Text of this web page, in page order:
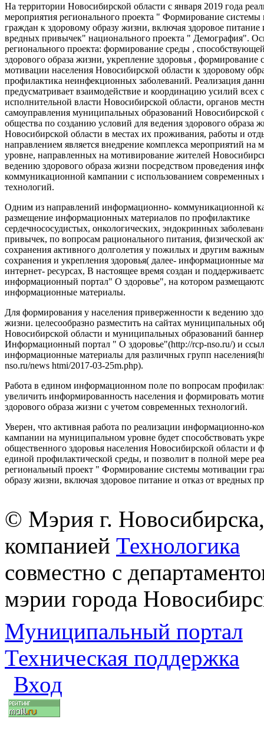
На территории Новосибирской области с января 2019 года
мероприятия регионального проекта " Формирование
граждан к здоровому образу жизни, включая здоровое питание
вредных привычек" национального проекта " Демография".
регионального проекта: формирование среды ,
здорового образа жизни, укрепление здоровья , формирование
мотивации населения Новосибирской области к здоровому
профилактика неинфекционных заболеваний. Реализация
предусматривает взаимодействие и координацию усилий всех
исполнительной власти Новосибирской области, органов
самоуправления муниципальных образований Новосибирской
общества по созданию условий для ведения здорового образа
Новосибирской области в местах их проживания, работы и
направлением является внедрение комплекса мероприятий на
уровне, направленных на мотивирование жителей
ведению здорового образа жизни посредством проведения
коммуникационной кампании с использованием
технологий.
Одним из направлений информационно- коммуникационной
размещение информационных материалов по профилактике
сердечнососудистых, онкологических, эндокринных
привычек, по вопросам рационального питания, физической
сохранения активного долголетия у пожилых и другим
сохранения и укрепления здоровья( далее- информационные
интернет- ресурсах, В настоящее время создан и
информационный портал" О здоровье", на котором
информационные материалы.
Для формирования у населения приверженности к ведению
жизни. целесообразно разместить на сайтах муниципальных
Новосибирской области и муниципальных образований
Информационный портал " О здоровье"(http://rcp-nso.ru/) и
информационные материалы для различных групп
nso.ru/news htmi/2017-03-25m.php).
Работа в едином информационном поле по вопросам
увеличить информированность населения и формировать
здорового образа жизни с учетом современных технологий.
Уверен, что активная работа по реализации информационно-
кампании на муниципальном уровне будет способствовать
общественного здоровья населения Новосибирской области и
единой профилактической среды, и позволит в полной мере
региональный проект " Формирование системы мотивации
образу жизни, включая здоровое питание и отказ от вредных
© Мэрия г.
компанией Технологика
совместно с
мэрии города
Муниципальный портал
Техническая поддержка
Вход